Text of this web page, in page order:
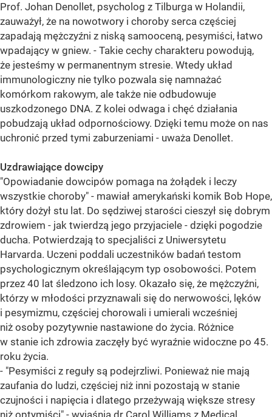
Prof. Johan Denollet, psycholog z Tilburga w Holandii,
zauważył, że na nowotwory i choroby serca częściej
zapadają mężczyźni z niską samooceną, pesymiści, łatwo
wpadający w gniew. - Takie cechy charakteru powodują,
że jesteśmy w permanentnym stresie. Wtedy układ
immunologiczny nie tylko pozwala się namnażać
komórkom rakowym, ale także nie odbudowuje
uszkodzonego DNA. Z kolei odwaga i chęć działania
pobudzają układ odpornościowy. Dzięki temu może on nas
uchronić przed tymi zaburzeniami - uważa Denollet.
Uzdrawiające dowcipy
"Opowiadanie dowcipów pomaga na żołądek i leczy
wszystkie choroby" - mawiał amerykański komik Bob Hope,
który dożył stu lat. Do sędziwej starości cieszył się dobrym
zdrowiem - jak twierdzą jego przyjaciele - dzięki pogodzie
ducha. Potwierdzają to specjaliści z Uniwersytetu
Harvarda. Uczeni poddali uczestników badań testom
psychologicznym określającym typ osobowości. Potem
przez 40 lat śledzono ich losy. Okazało się, że mężczyźni,
którzy w młodości przyznawali się do nerwowości, lęków
i pesymizmu, częściej chorowali i umierali wcześniej
niż osoby pozytywnie nastawione do życia. Różnice
w stanie ich zdrowia zaczęły być wyraźnie widoczne po 45.
roku życia.
- "Pesymiści z reguły są podejrzliwi. Ponieważ nie mają
zaufania do ludzi, częściej niż inni pozostają w stanie
czujności i napięcia i dlatego przeżywają większe stresy